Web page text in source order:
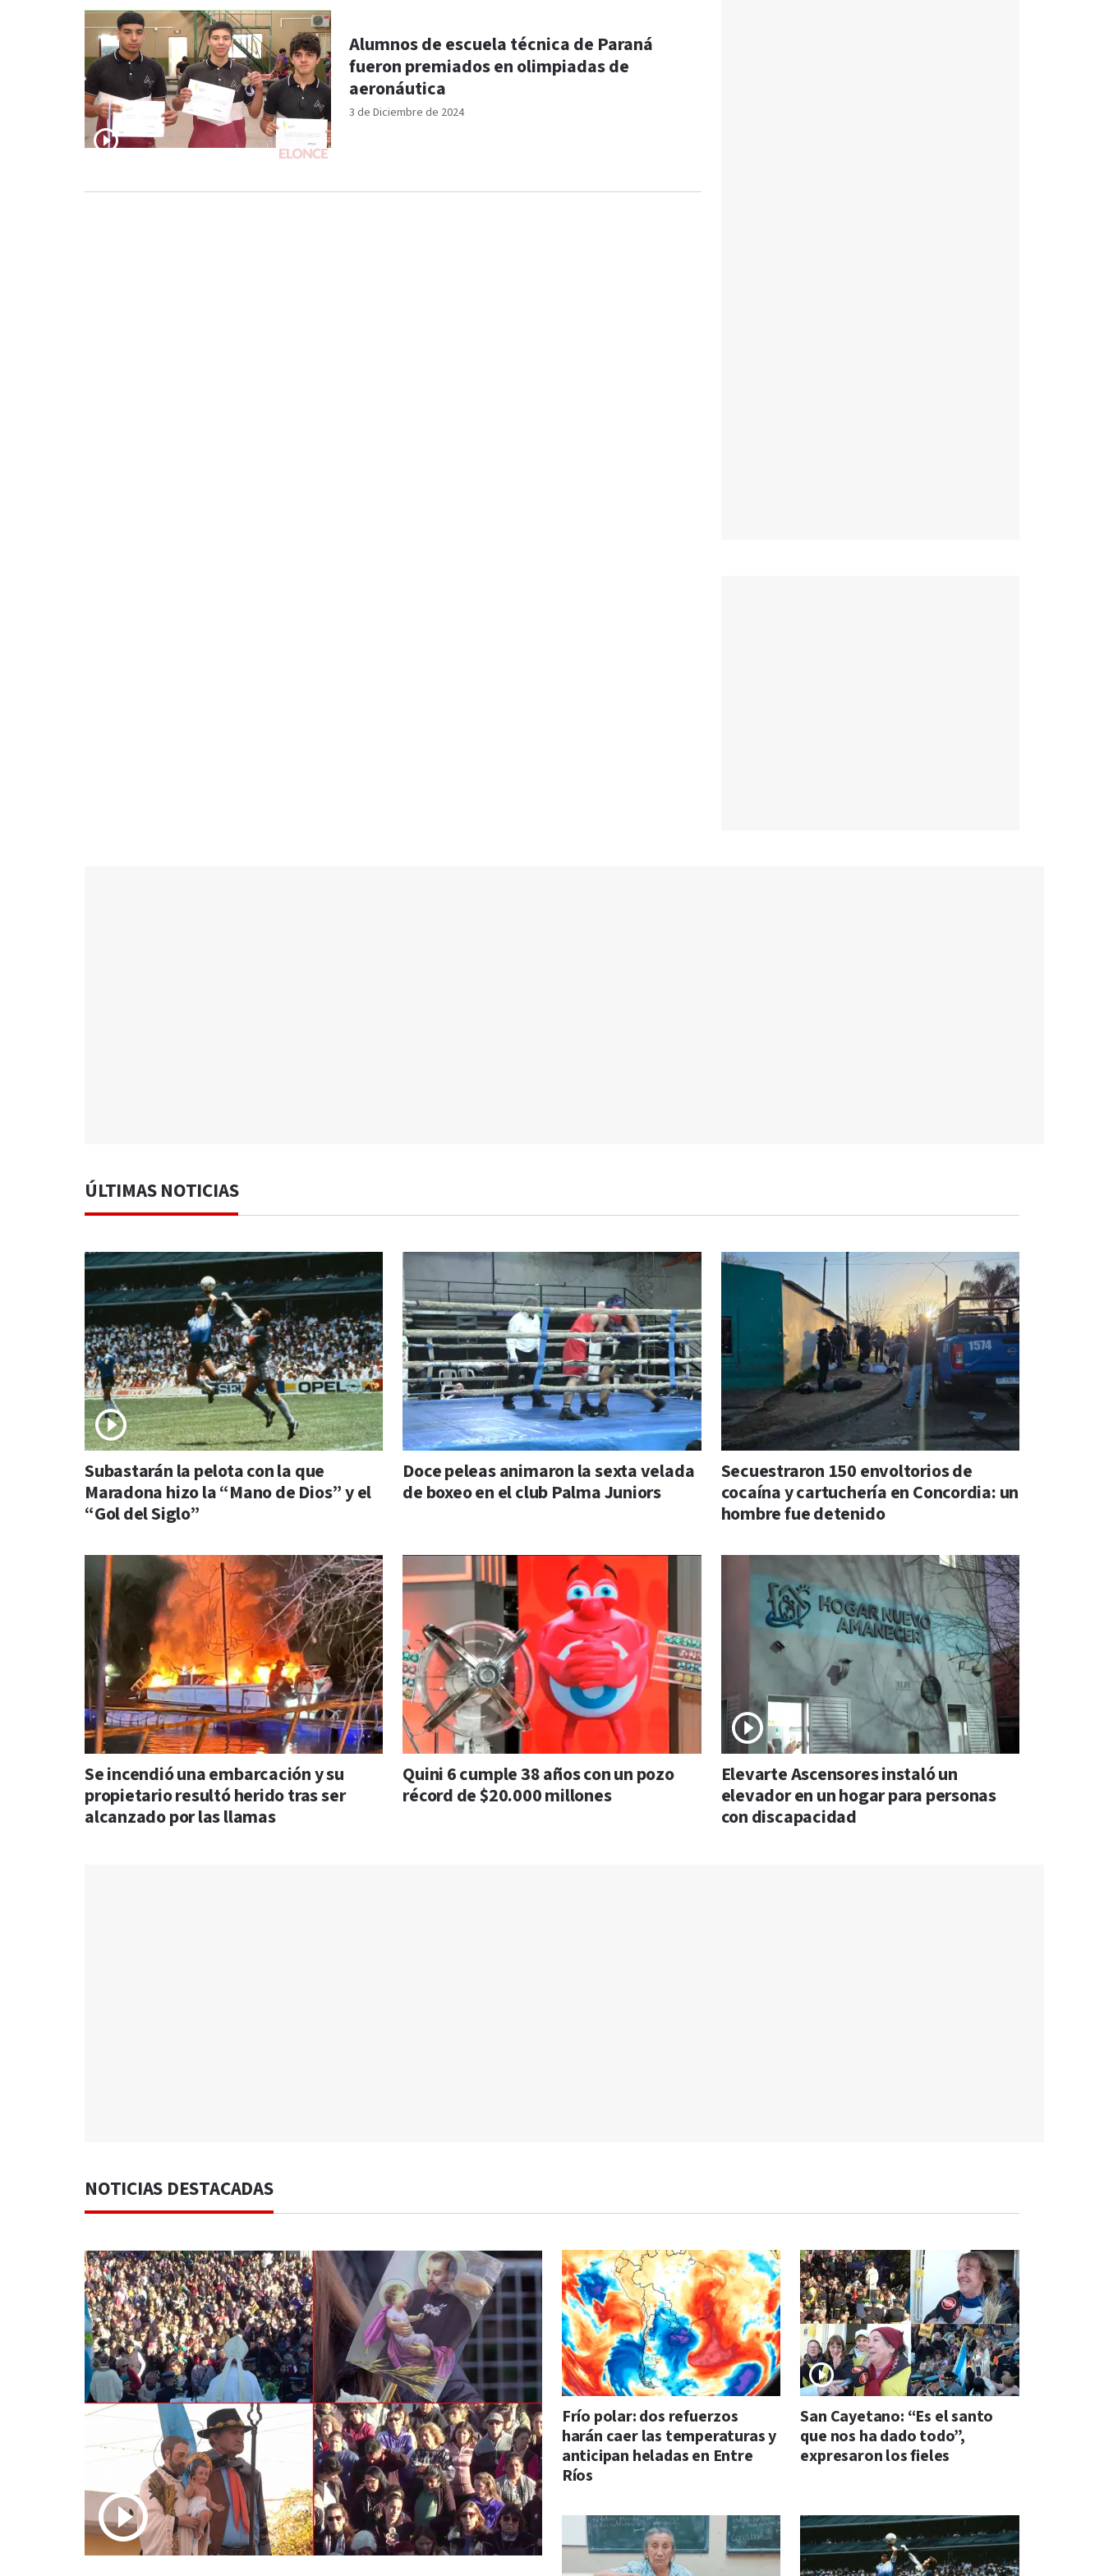
3 de Diciembre de 2024
Alumnos de escuela técnica de Paraná
fueron premiados en olimpiadas de
aeronáutica
ÚLTIMAS NOTICIAS
Subastarán la pelota con la que
Maradona hizo la “Mano de Dios” y el
“Gol del Siglo”
Doce peleas animaron la sexta velada
de boxeo en el club Palma Juniors
Secuestraron 150 envoltorios de
cocaína y cartuchería en Concordia: un
hombre fue detenido
Se incendió una embarcación y su
propietario resultó herido tras ser
alcanzado por las llamas
Quini 6 cumple 38 años con un pozo
récord de $20.000 millones
Elevarte Ascensores instaló un
elevador en un hogar para personas
con discapacidad
NOTICIAS DESTACADAS
Frío polar: dos refuerzos
harán caer las temperaturas y
anticipan heladas en Entre
Ríos
San Cayetano: “Es el santo
que nos ha dado todo”,
expresaron los fieles